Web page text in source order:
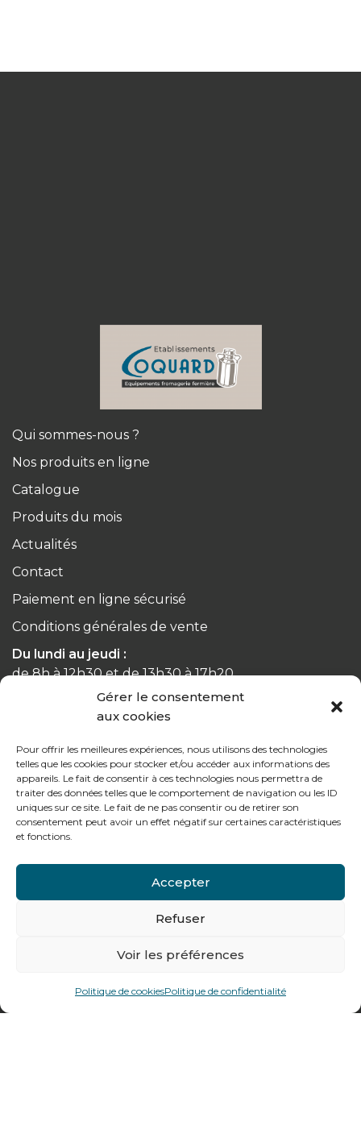
Gérer le consentement
aux cookies
Pour offrir les meilleures expériences, nous utilisons des technologies
telles que les cookies pour stocker et/ou accéder aux informations des
appareils. Le fait de consentir à ces technologies nous permettra de
traiter des données telles que le comportement de navigation ou les ID
uniques sur ce site. Le fait de ne pas consentir ou de retirer son
consentement peut avoir un effet négatif sur certaines caractéristiques
et fonctions.
Accepter
Refuser
Voir les préférences
Politique de cookiesPolitique de confidentialité
Qui sommes-nous ?
Nos produits en ligne
Catalogue
Produits du mois
Actualités
Contact
Paiement en ligne sécurisé
Conditions générales de vente
Du lundi au jeudi :
de 8h à 12h30 et de 13h30 à 17h20
Le vendredi :
Notre gamme pour les particuliers
478 rue Alexandre Richetta